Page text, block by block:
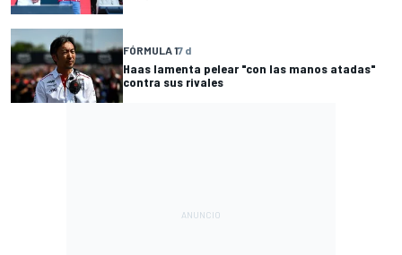
FÓRMULA 17 d
Haas lamenta pelear "con las manos atadas"
contra sus rivales